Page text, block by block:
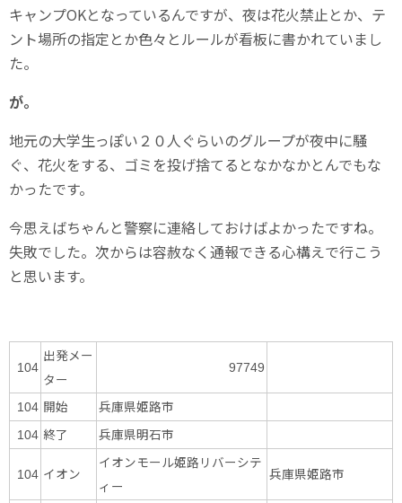
キャンプOKとなっているんですが、夜は花火禁止とか、テ
ント場所の指定とか色々とルールが看板に書かれていまし
た。
が。
地元の大学生っぽい２０人ぐらいのグループが夜中に騒
ぐ、花火をする、ゴミを投げ捨てるとなかなかとんでもな
かったです。
今思えばちゃんと警察に連絡しておけばよかったですね。
失敗でした。次からは容赦なく通報できる心構えで行こう
と思います。
104
出発メー
ター
97749
104 開始 兵庫県姫路市
104 終了 兵庫県明石市
104 イオン
イオンモール姫路リバーシテ
ィー
兵庫県姫路市